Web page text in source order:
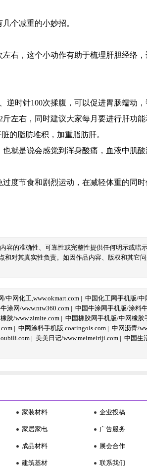
个减重的小妙招。
，这个小动作有助于梳理肝胆经络，
时针100次揉腹，可以促进胃肠蠕动，
右，同时建议大家每月要进行肝功能
的脂肪堆积，加重脂肪肝。
是说会感觉到浑身酸痛，血液中肌酸
节食和剧烈运动，在减轻体重的同时
容的准确性、可靠性或完整性提供任何明示或暗
对其真实性负责。如因作品内容、版权和其它
/中网化工,www.okmart.com | 中国化工网手机版/中
涂网/www.ntw360.com | 中国牛涂网手机版/涂料
胶/www.zimite.com | 中国橡胶网手机版/中网橡胶
| 中网涂料手机版.coatingols.com | 中网沥青/
| 美美日记/www.meimeiriji.com | 中国生
家装材料
家居家电
成品材料
建筑基材
企业投稿
广告服务
展会合作
联系我们